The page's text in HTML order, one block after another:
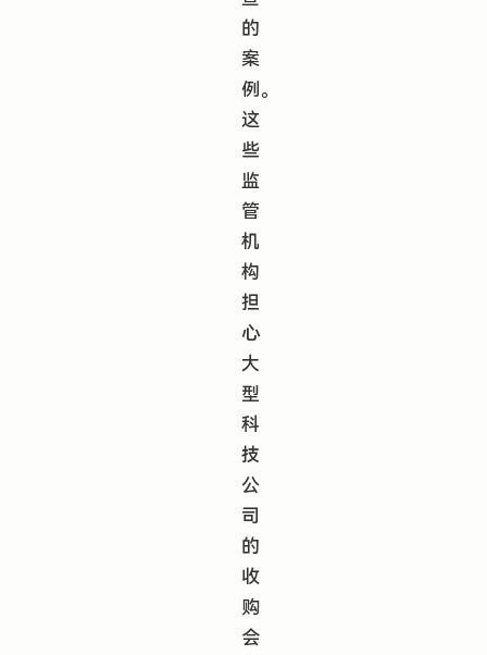
的
案
例。
这
些
监
管
机
构
担
心
大
型
科
技
公
司
的
收
购
会